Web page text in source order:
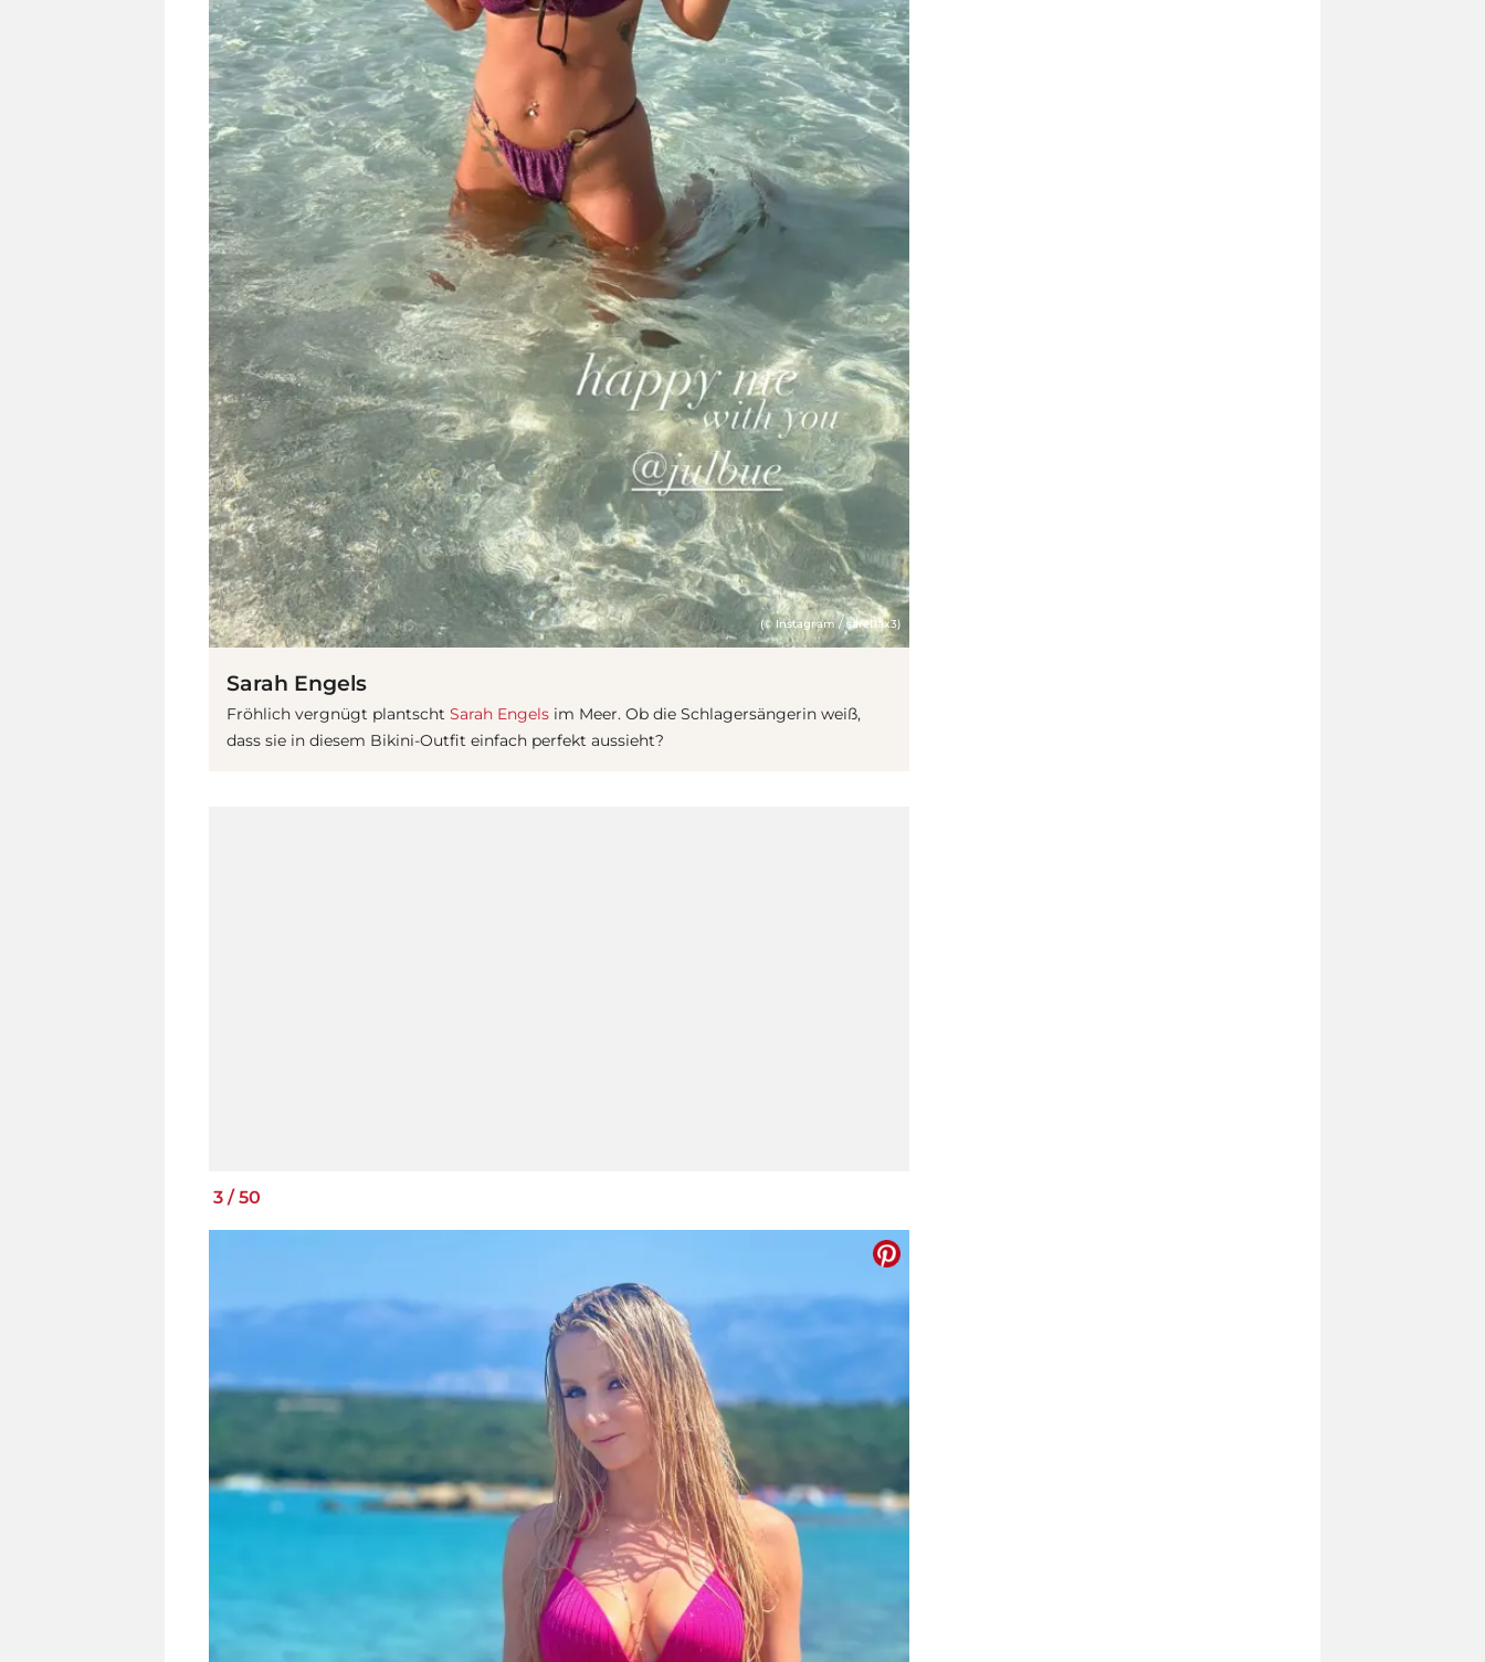
(© Instagram / sarellax3)
Sarah Engels
Fröhlich vergnügt plantscht Sarah Engels im Meer. Ob die Schlagersängerin weiß,
dass sie in diesem Bikini-Outfit einfach perfekt aussieht?
3 /50